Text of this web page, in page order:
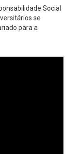
Social
se
para a